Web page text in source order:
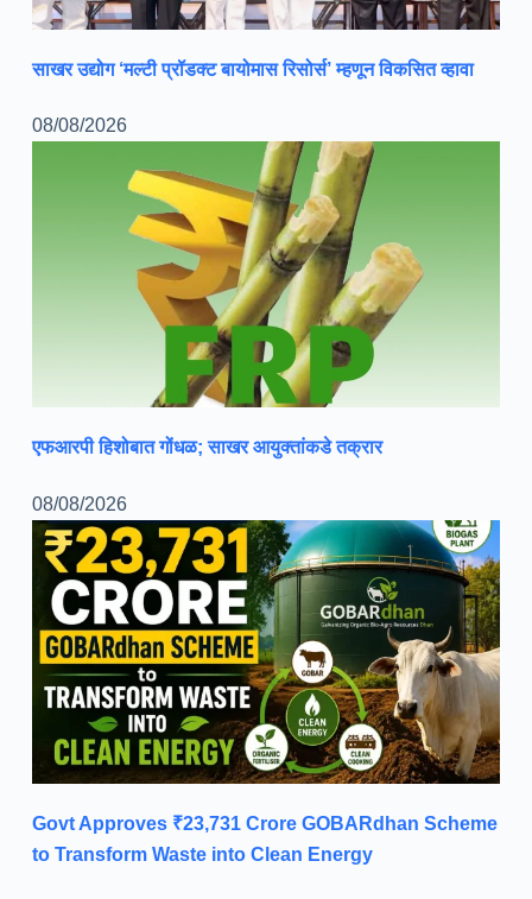
साखर उद्योग ‘मल्टी प्रॉडक्ट बायोमास रिसोर्स’ म्हणून विकसित व्हावा
08/08/2026
एफआरपी हिशोबात गोंधळ; साखर आयुक्तांकडे तक्रार
08/08/2026
Govt Approves ₹23,731 Crore GOBARdhan Scheme
to Transform Waste into Clean Energy